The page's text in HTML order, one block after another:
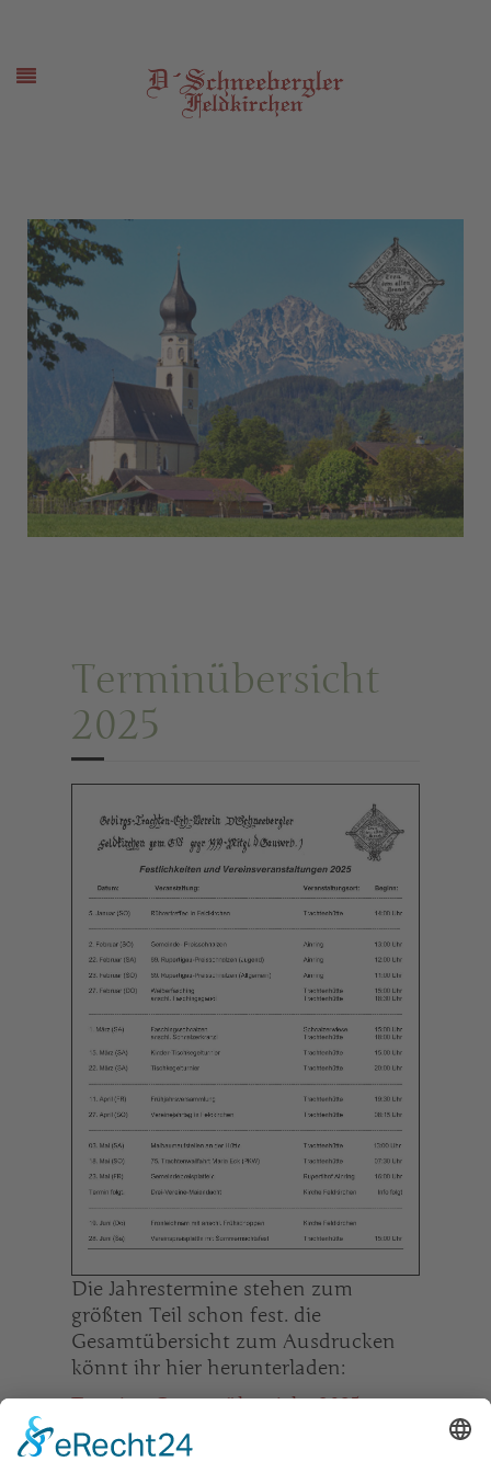
Terminübersicht
2025
Die Jahrestermine stehen zum
größten Teil schon fest. die
Gesamtübersicht zum Ausdrucken
könnt ihr hier herunterladen:
Termine Gesamtübersicht 2025